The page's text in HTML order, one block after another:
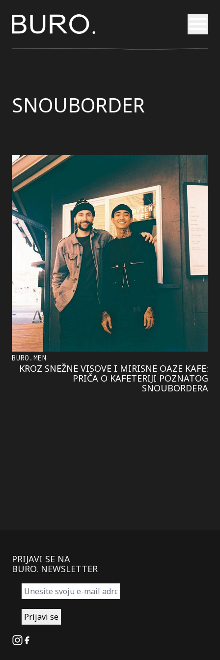
SNOUBORDER
BURO.MEN
KROZ SNEŽNE VISOVE I MIRISNE OAZE KAFE:
PRIČA O KAFETERIJI POZNATOG
SNOUBORDERA
PRIJAVI SE NA
BURO. NEWSLETTER
Instagram
Facebook